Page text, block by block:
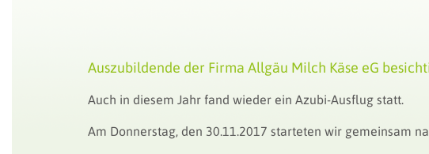
Auszubildende der Firma Allgäu Milch Käse eG
Auch in diesem Jahr fand wieder ein Azubi-Ausflug statt.
Am Donnerstag, den 30.11.2017 starteten wir gemeinsam